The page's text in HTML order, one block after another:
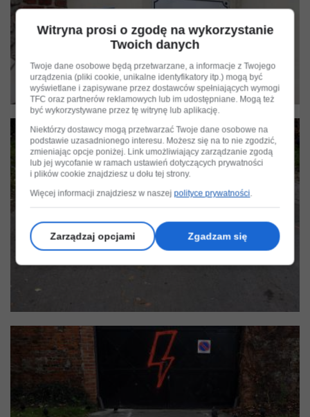
Witryna prosi o zgodę na wykorzystanie
Twoich danych
Twoje dane osobowe będą przetwarzane, a informacje z Twojego
urządzenia (pliki cookie, unikalne identyfikatory itp.) mogą być
wyświetlane i zapisywane przez dostawców spełniających wymogi
TFC oraz partnerów reklamowych lub im udostępniane. Mogą też
być wykorzystywane przez tę witrynę lub aplikację.
Niektórzy dostawcy mogą przetwarzać Twoje dane osobowe na
podstawie uzasadnionego interesu. Możesz się na to nie zgodzić,
zmieniając opcje poniżej. Link umożliwiający zarządzanie zgodą
lub jej wycofanie w ramach ustawień dotyczących prywatności
i plików cookie znajdziesz u dołu tej strony.
Więcej informacji znajdziesz w naszejpolityce prywatności.
Zarządzaj opcjami Zgadzam się